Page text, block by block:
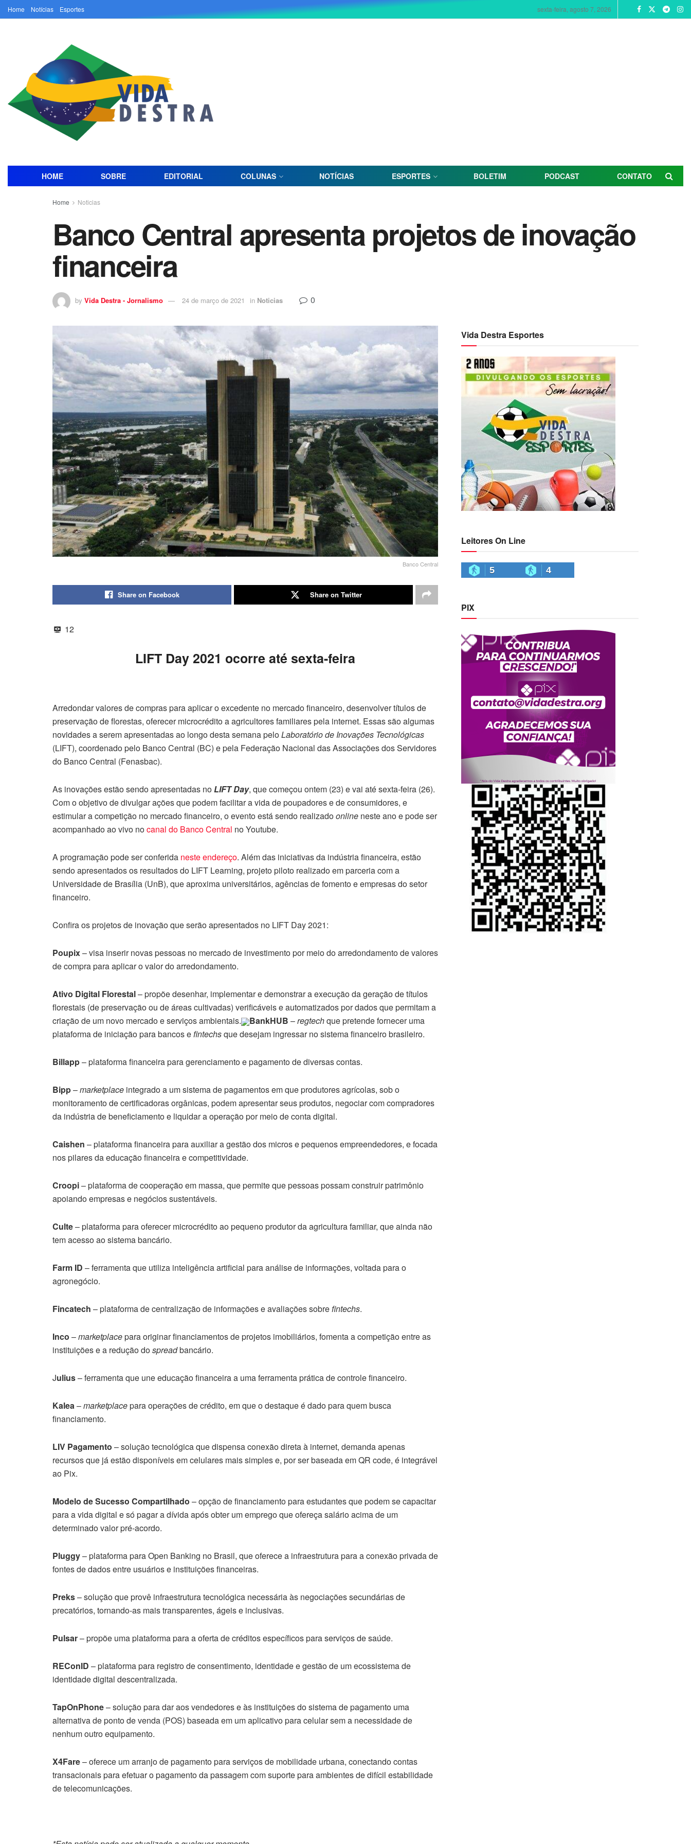
Home Notícias Esportes sexta-feira, agosto 7, 2026
HOME SOBRE EDITORIAL COLUNAS NOTÍCIAS ESPORTES BOLETIM PODCAST CONTATO
Home Noticias
Banco Central apresenta projetos de inovação
financeira
by Vida Destra - Jornalismo 24 de março de 2021 in Noticias 0
Banco Central
Share on Facebook Share on Twitter
12
LIFT Day 2021 ocorre até sexta-feira
Arredondar valores de compras para aplicar o excedente no mercado financeiro, desenvolver títulos de
preservação de florestas, oferecer microcrédito a agricultores familiares pela internet. Essas são algumas
novidades a serem apresentadas ao longo desta semana peloLaboratório de Inovações Tecnológicas
(LIFT), coordenado pelo Banco Central (BC) e pela Federação Nacional das Associações dos Servidores
do Banco Central (Fenasbac).
As inovações estão sendo apresentadas noLIFT Day, que começou ontem (23) e vai até sexta-feira (26).
Com o objetivo de divulgar ações que podem facilitar a vida de poupadores e de consumidores, e
estimular a competição no mercado financeiro, o evento está sendo realizadoonline neste ano e pode ser
acompanhado ao vivo nocanal do Banco Central no Youtube.
A programação pode ser conferida neste endereço. Além das iniciativas da indústria financeira, estão
sendo apresentados os resultados do LIFT Learning, projeto piloto realizado em parceria com a
Universidade de Brasília (UnB), que aproxima universitários, agências de fomento e empresas do setor
financeiro.
Confira os projetos de inovação que serão apresentados no LIFT Day 2021:
Poupix– visa inserir novas pessoas no mercado de investimento por meio do arredondamento de valores
de compra para aplicar o valor do arredondamento.
Ativo Digital Florestal– propõe desenhar, implementar e demonstrar a execução da geração de títulos
florestais (de preservação ou de áreas cultivadas) verificáveis e automatizados por dados que permitam a
criação de um novo mercado e serviços ambientais.
BankHUB –regtechque pretende fornecer uma
plataforma de iniciação para bancos efintechsque desejam ingressar no sistema financeiro brasileiro.
Billapp– plataforma financeira para gerenciamento e pagamento de diversas contas.
Bipp–marketplace integrado a um sistema de pagamentos em que produtores agrícolas, sob o
monitoramento de certificadoras orgânicas, podem apresentar seus produtos, negociar com compradores
da indústria de beneficiamento e liquidar a operação por meio de conta digital.
Caishen – plataforma financeira para auxiliar a gestão dos micros e pequenos empreendedores, e focada
nos pilares da educação financeira e competitividade.
Croopi– plataforma de cooperação em massa, que permite que pessoas possam construir patrimônio
apoiando empresas e negócios sustentáveis.
Culte– plataforma para oferecer microcrédito ao pequeno produtor da agricultura familiar, que ainda não
tem acesso ao sistema bancário.
Farm ID – ferramenta que utiliza inteligência artificial para análise de informações, voltada para o
agronegócio.
Fincatech – plataforma de centralização de informações e avaliações sobrefintechs.
Inco –marketplacepara originar financiamentos de projetos imobiliários, fomenta a competição entre as
instituições e a redução dospreadbancário.
Julius– ferramenta que une educação financeira a uma ferramenta prática de controle financeiro.
Kalea–marketplacepara operações de crédito, em que o destaque é dado para quem busca
financiamento.
LIV Pagamento – solução tecnológica que dispensa conexão direta à internet, demanda apenas
recursos que já estão disponíveis em celulares mais simples e, por ser baseada em QR code, é integrável
ao Pix.
Modelo de Sucesso Compartilhado – opção de financiamento para estudantes que podem se capacitar
para a vida digital e só pagar a dívida após obter um emprego que ofereça salário acima de um
determinado valor pré-acordo.
Pluggy– plataforma para Open Banking no Brasil, que oferece a infraestrutura para a conexão privada de
fontes de dados entre usuários e instituições financeiras.
Preks– solução que provê infraestrutura tecnológica necessária às negociações secundárias de
precatórios, tornando-as mais transparentes, ágeis e inclusivas.
Pulsar– propõe uma plataforma para a oferta de créditos específicos para serviços de saúde.
REConID – plataforma para registro de consentimento, identidade e gestão de um ecossistema de
identidade digital descentralizada.
TapOnPhone– solução para dar aos vendedores e às instituições do sistema de pagamento uma
alternativa de ponto de venda (POS) baseada em um aplicativo para celular sem a necessidade de
nenhum outro equipamento.
X4Fare– oferece um arranjo de pagamento para serviços de mobilidade urbana, conectando contas
transacionais para efetuar o pagamento da passagem com suporte para ambientes de difícil estabilidade
de telecomunicações.
Vida Destra Esportes
Leitores On Line
5 4
PIX